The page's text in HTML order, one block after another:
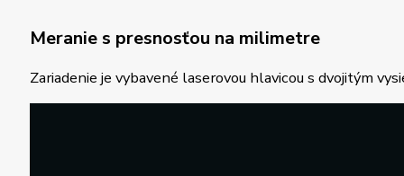
Meranie s presnosťou na milimetre
Zariadenie je vybavené laserovou hlavicou s dvojitým